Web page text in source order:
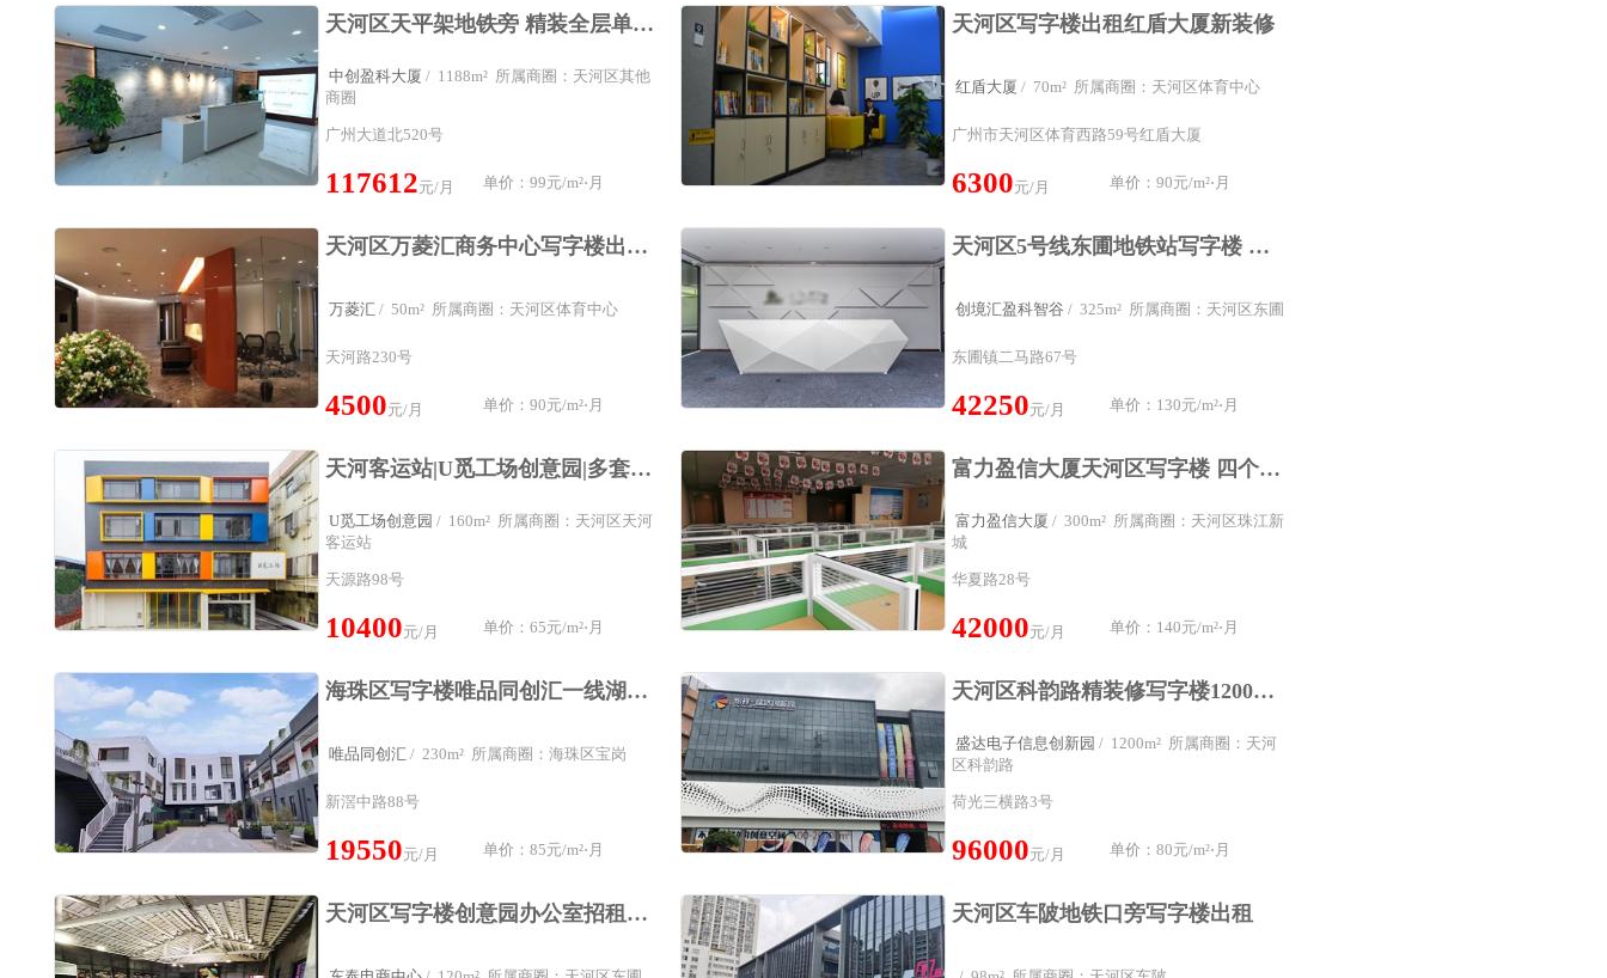
天河区天平架地铁旁 精装全层单位出租
中创盈科大厦 / 1188m² 所属商圈：天河区其他
商圈
广州大道北520号
117612元/月 单价：99元/m²⋅月
天河区写字楼出租红盾大厦新装修
红盾大厦 / 70m² 所属商圈：天河区体育中心
广州市天河区体育西路59号红盾大厦
6300元/月 单价：90元/m²⋅月
天河区万菱汇商务中心写字楼出租新装修
万菱汇 / 50m² 所属商圈：天河区体育中心
天河路230号
4500元/月 单价：90元/m²⋅月
天河区5号线东圃地铁站写字楼 精装3+1格式
创境汇盈科智谷 / 325m² 所属商圈：天河区东圃
东圃镇二马路67号
42250元/月 单价：130元/m²⋅月
天河客运站|U觅工场创意园|多套小面积|天河区写字楼
U觅工场创意园 / 160m² 所属商圈：天河区天河
客运站
天源路98号
10400元/月 单价：65元/m²⋅月
富力盈信大厦天河区写字楼 四个间隔 精装修使用率高
富力盈信大厦 / 300m² 所属商圈：天河区珠江新
城
华夏路28号
42000元/月 单价：140元/m²⋅月
海珠区写字楼唯品同创汇一线湖景基地
唯品同创汇 / 230m² 所属商圈：海珠区宝岗
新滘中路88号
19550元/月 单价：85元/m²⋅月
天河区科韵路精装修写字楼1200平超高实用8个隔间
盛达电子信息创新园 / 1200m² 所属商圈：天河
区科韵路
荷光三横路3号
96000元/月 单价：80元/m²⋅月
天河区写字楼创意园办公室招租，120平方，精装带空调 天河区车陂地铁口旁写字楼出租